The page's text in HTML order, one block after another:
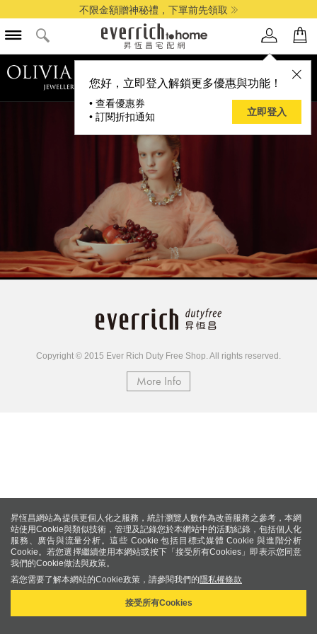
不限金額贈神秘禮，下單前先領取
您好，立即登入解鎖更多優惠與功能！
• 查看優惠券
• 訂閱折扣通知
立即登入
品牌選單
昇恆昌網站為提供更個人化之服務，統計瀏覽人數作為改善服務之參考，本網
站使用Cookie與類似技術，管理及記錄您於本網站中的活動紀錄，包括個人化
服務、廣告與流量分析。這些 Cookie 包括目標式媒體 Cookie 與進階分析
Cookie。若您選擇繼續使用本網站或按下「接受所有Cookies」即表示您同意
我們的Cookie做法與政策。
若您需要了解本網站的Cookie政策，請參閱我們的隱私權條款
接受所有Cookies
Copyright © 2015 Ever Rich Duty Free Shop. All rights reserved.
More Info